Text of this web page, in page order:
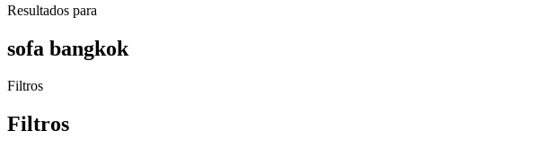
Resultados para
sofa bangkok
Filtros
Filtros